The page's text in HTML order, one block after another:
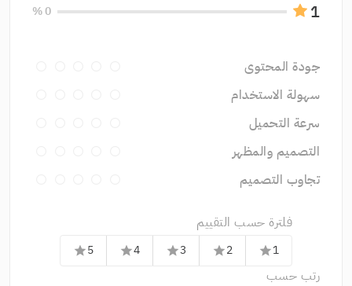
1
0 %
جودة المحتوى
سهولة الاستخدام
سرعة التحميل
التصميم والمظهر
تجاوب التصميم
فلترة حسب التقييم
1
star
2
star
3
star
4
star
5
star
رتب حسب